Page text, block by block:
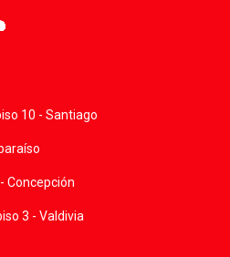
10 - Santiago
Concepción
3 - Valdivia